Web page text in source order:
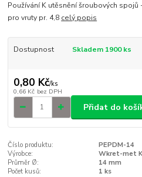
Používání K utěsnění šroubových
pro vruty pr. 4,8 celý popis
Dostupnost Skladem 1900 ks
0,80 Kč/ks
0,66 Kč bez DPH
Přidat do
Číslo produktu:
PEPDM-14
Výrobce:
Wkret-met
Průměr Ø:
14 mm
Počet kusů:
1 ks